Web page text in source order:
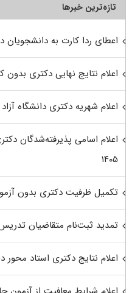
تازه‌ترین خبرها
اعطای ردا کارت به دانشجویان
اعلام نتایج نهایی دکتری بدون
اعلام شهریه دکتری دانشگاه آزاد ۱۴۰۵
اعلام اسامی پذیرفته‌شدگان
۱۴۰۵
تکمیل ظرفیت دکتری بدون آزمون
تمدید ثبت‌نام متقاضیان تدریس
اعلام نتایج دکتری استاد محور